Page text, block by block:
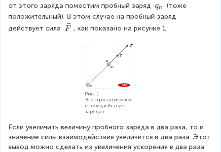
e
c
{
от этого заряда поместим пробный заряд q
_
п
qп
(тоже
положительный). В этом случае на пробный заряд
действует сила
\
F , как показано на рисунке 1.
Рис. 1.
Электростатическое
взаимодействие
зарядов
Если увеличить величину пробного заряда в два раза, то и
значение силы взаимодействия увеличится в два раза. Этот
вывод можно сделать из увеличения ускорения в два раза